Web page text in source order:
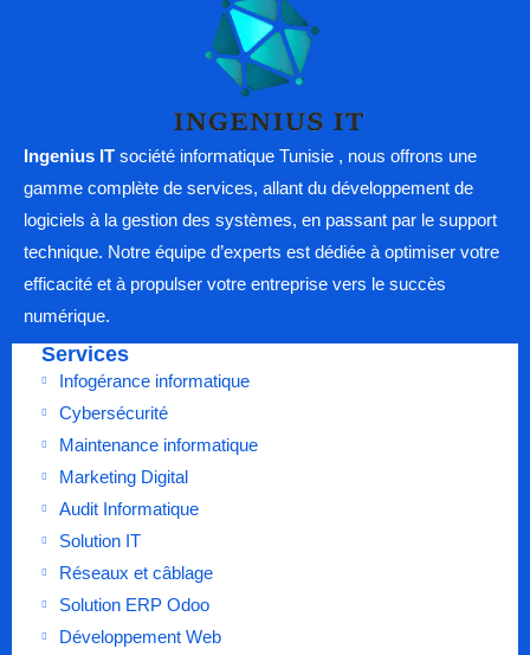
Ingenius IT société informatique Tunisie , nous offrons une
gamme complète de services, allant du développement de
logiciels à la gestion des systèmes, en passant par le support
technique. Notre équipe d’experts est dédiée à optimiser votre
efficacité et à propulser votre entreprise vers le succès
numérique.
Services
Infogérance informatique
Cybersécurité
Maintenance informatique
Marketing Digital
Audit Informatique
Solution IT
Réseaux et câblage
Solution ERP Odoo
Développement Web